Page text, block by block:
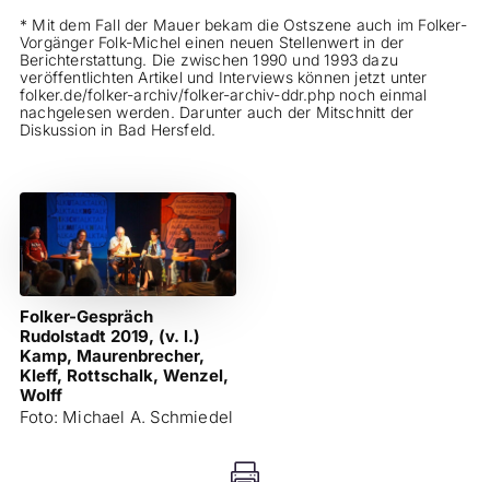
* Mit dem Fall der Mauer bekam die Ostszene auch im Folker-
Vorgänger Folk-Michel einen neuen Stellenwert in der
Berichterstattung. Die zwischen 1990 und 1993 dazu
veröffentlichten Artikel und Interviews können jetzt unter
folker.de/folker-archiv/folker-archiv-ddr.php noch einmal
nachgelesen werden. Darunter auch der Mitschnitt der
Diskussion in Bad Hersfeld.
Folker-Gespräch
Rudolstadt 2019, (v. l.)
Kamp, Maurenbrecher,
Kleff, Rottschalk, Wenzel,
Wolff
Foto: Michael A. Schmiedel
